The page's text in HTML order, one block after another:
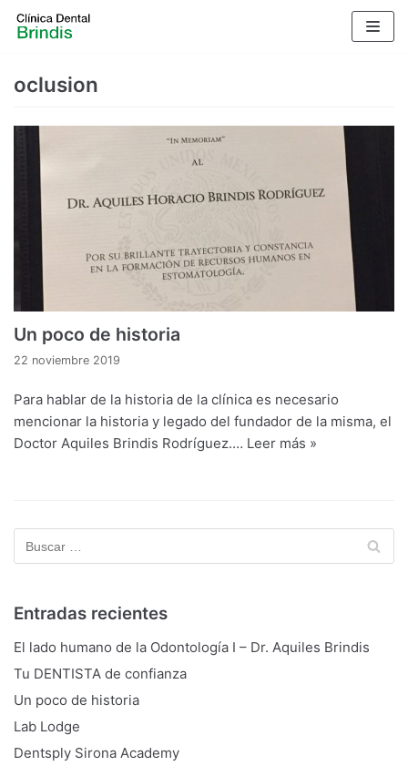
Saltar
al
oclusion
Un poco de historia
22 noviembre 2019
Para hablar de la historia de la clínica es necesario
mencionar la historia y legado del fundador de la misma, el
Doctor Aquiles Brindis Rodríguez.… Leer más »
Entradas recientes
El lado humano de la Odontología I – Dr. Aquiles Brindis
Tu DENTISTA de confianza
Un poco de historia
Lab Lodge
Dentsply Sirona Academy